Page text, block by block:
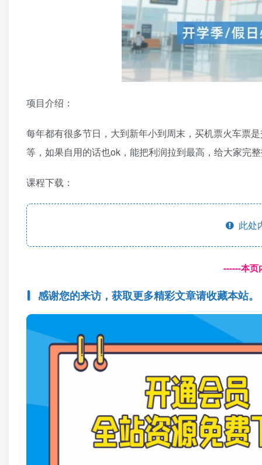
项目介绍：
每年都有很多节日，大到新年小到周末，买机票火车票
等，如果自用的话也ok，能把利润拉到最高，给大家完
课程下载：
此处
------本页
感谢您的来访，获取更多精彩文章请收藏本站。